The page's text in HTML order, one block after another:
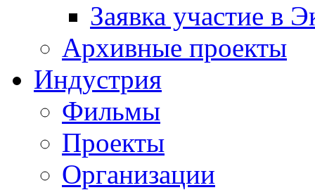
Заявка участие в
Архивные проекты
Индустрия
Фильмы
Проекты
Организации